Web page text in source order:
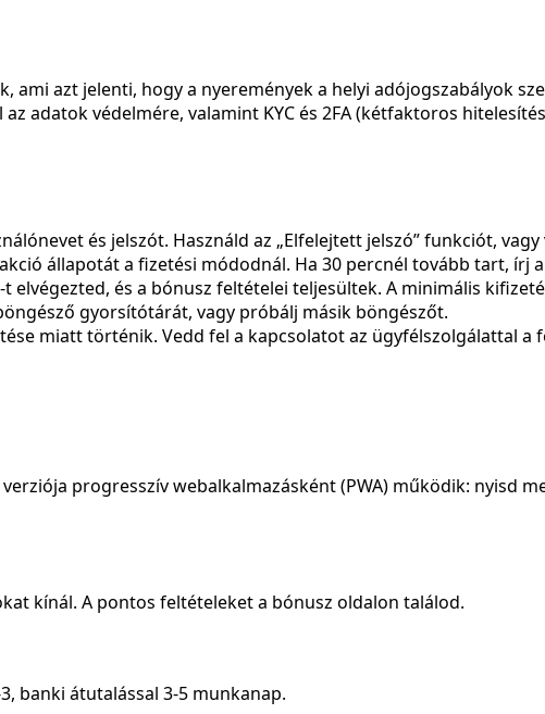
ami azt jelenti, hogy a nyeremények a helyi adójogszabályok
adatok védelmére, valamint KYC és 2FA (kétfaktoros
és jelszót. Használd az „Elfelejtett jelszó” funkciót,
állapotát a fizetési módodnál. Ha 30 percnél tovább tart, írj
elvégezted, és a bónusz feltételei teljesültek. A minimális
gyorsítótárát, vagy próbálj másik böngészőt.
miatt történik. Vedd fel a kapcsolatot az ügyfélszolgálattal a
progresszív webalkalmazásként (PWA) működik: nyisd
kínál. A pontos feltételeket a bónusz oldalon találod.
banki átutalással 3-5 munkanap.